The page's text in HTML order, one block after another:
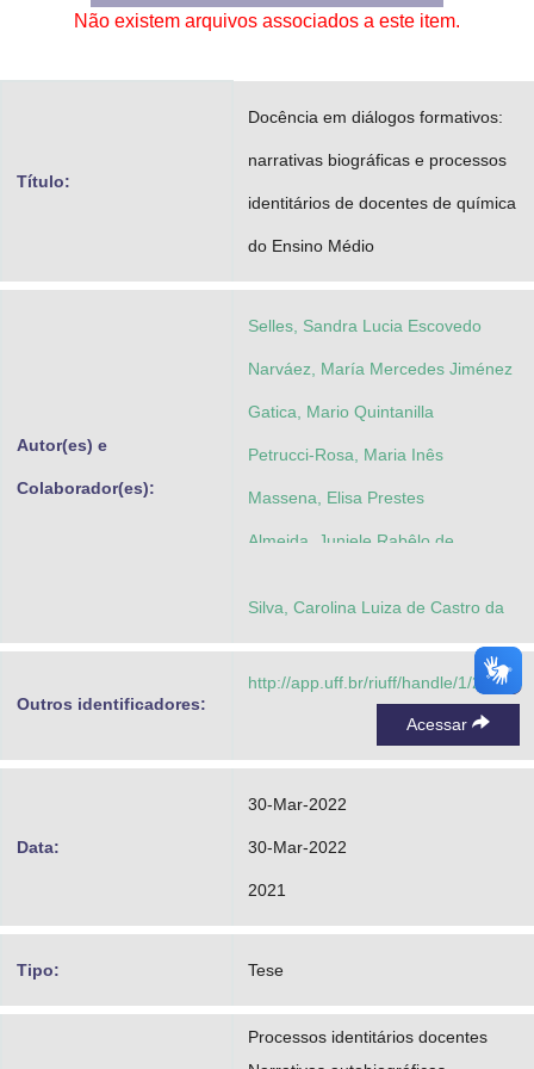
Advocacia-Geral da União
Não existem arquivos associados a este item.
Título:
Docência em diálogos formativos:
narrativas biográficas e processos
identitários de docentes de química
do Ensino Médio
Autor(es) e
Colaborador(es):
Selles, Sandra Lucia Escovedo
Narváez, María Mercedes Jiménez
Gatica, Mario Quintanilla
Petrucci-Rosa, Maria Inês
Massena, Elisa Prestes
Almeida, Juniele Rabêlo de
Silva, Carolina Luiza de Castro da
Outros identificadores:
http://app.uff.br/riuff/handle/1/24816
Acessar
Data:
30-Mar-2022
30-Mar-2022
2021
Tipo: Tese
Processos identitários docentes